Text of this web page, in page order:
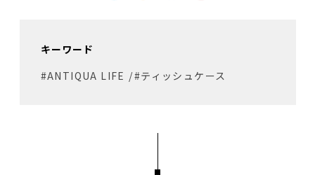
キーワード
#ANTIQUA LIFE /#ティッシュケース